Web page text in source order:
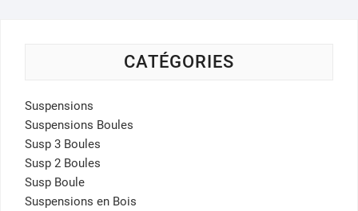
CATÉGORIES
Suspensions
Suspensions Boules
Susp 3 Boules
Susp 2 Boules
Susp Boule
Suspensions en Bois